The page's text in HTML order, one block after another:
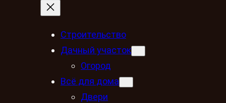
Строительство
Дачный участок
Огород
Всё для дома
Двери